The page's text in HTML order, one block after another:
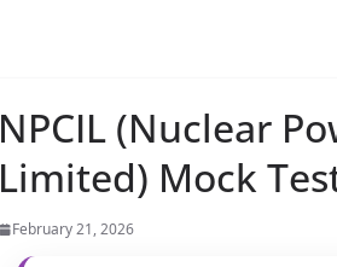
NPCIL (Nuclear
Limited) Mock
February 21, 2026